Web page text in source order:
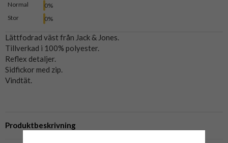
Normal
0%
Stor
0%
Produktbeskrivning
Lättfodrad väst från Jack & Jones.
Tillverkad i 100% polyester.
Reflex detaljer.
Sidfickor med zip.
Vindtät.